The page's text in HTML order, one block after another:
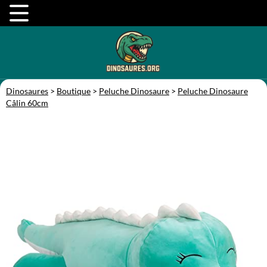
Dinosaures > Boutique > Peluche Dinosaure > Peluche Dinosaure
Câlin 60cm